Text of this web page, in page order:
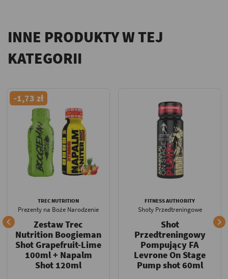
INNE PRODUKTY W TEJ
KATEGORII

-1,73 zł
TREC NUTRITION
Prezenty na Boże Narodzenie
Zestaw Trec
Nutrition Boogieman
Shot Grapefruit-Lime
100ml + Napalm
Shot 120ml
FITNESS AUTHORITY
Shoty Przedtreningowe
Shot
Przedtreningowy
Pompujący FA
Levrone On Stage
Pump shot 60ml
